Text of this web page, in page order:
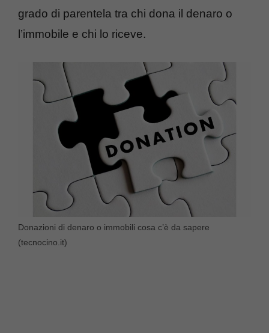
grado di parentela tra chi dona il denaro o
l’immobile e chi lo riceve.
Donazioni di denaro o immobili cosa c’è da sapere
(tecnocino.it)